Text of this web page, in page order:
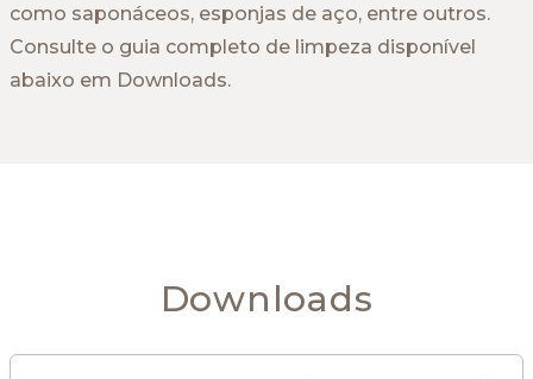
como saponáceos, esponjas de aço, entre outros.
Consulte o guia completo de limpeza disponível
abaixo em Downloads.
Downloads